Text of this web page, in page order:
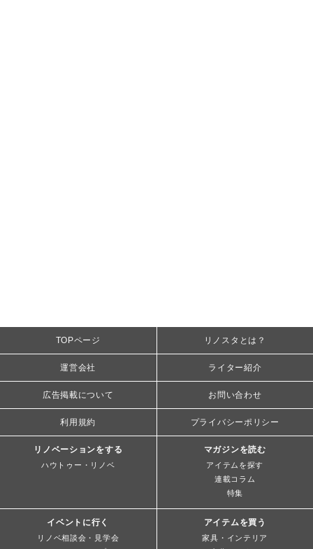
TOPページ リノスタとは？
運営会社 ライター紹介
広告掲載について お問い合わせ
利用規約 プライバシーポリシー
リノベーションをする
ハウトゥー・リノベ
マガジンを読む
アイテムを探す
連載コラム
特集
イベントに行く
リノベ相談会・見学会
アイテムを買う
家具・インテリア